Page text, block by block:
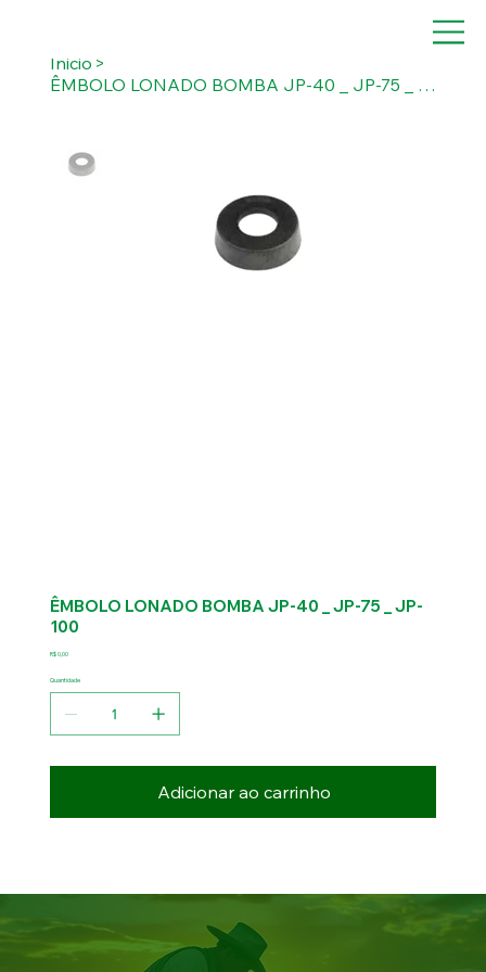
Inicio >
ÊMBOLO LONADO BOMBA JP-40 _ JP-75 _ JP-100
ÊMBOLO LONADO BOMBA JP-40 _ JP-75 _ JP-
100
Preço
R$ 0,00
Quantidade
Adicionar ao carrinho